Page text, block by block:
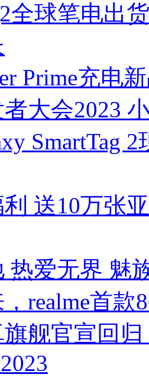
全球笔电出
Prime充电
大会2023
SmartTag
送10万张
热爱无界 魅
realme首款
舰官宣回